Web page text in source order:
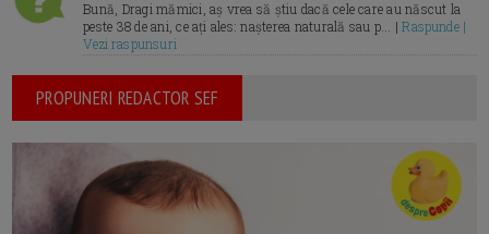
Bună, Dragi mămici, aș vrea să știu dacă cele care au născut la
peste 38 de ani, ce ați ales: nașterea naturală sau p... |Raspunde |
Vezi raspunsuri
PROPUNERI REDACTOR SEF